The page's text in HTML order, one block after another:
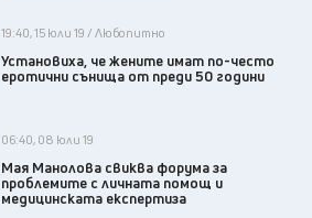
19:40, 15 юли 19 / Любопитно
Установиха, че жените имат по-често
еротични сънища от преди 50 години
06:40, 08 юли 19
Мая Манолова свиква форума за
проблемите с личната помощ и
медицинската експертиза